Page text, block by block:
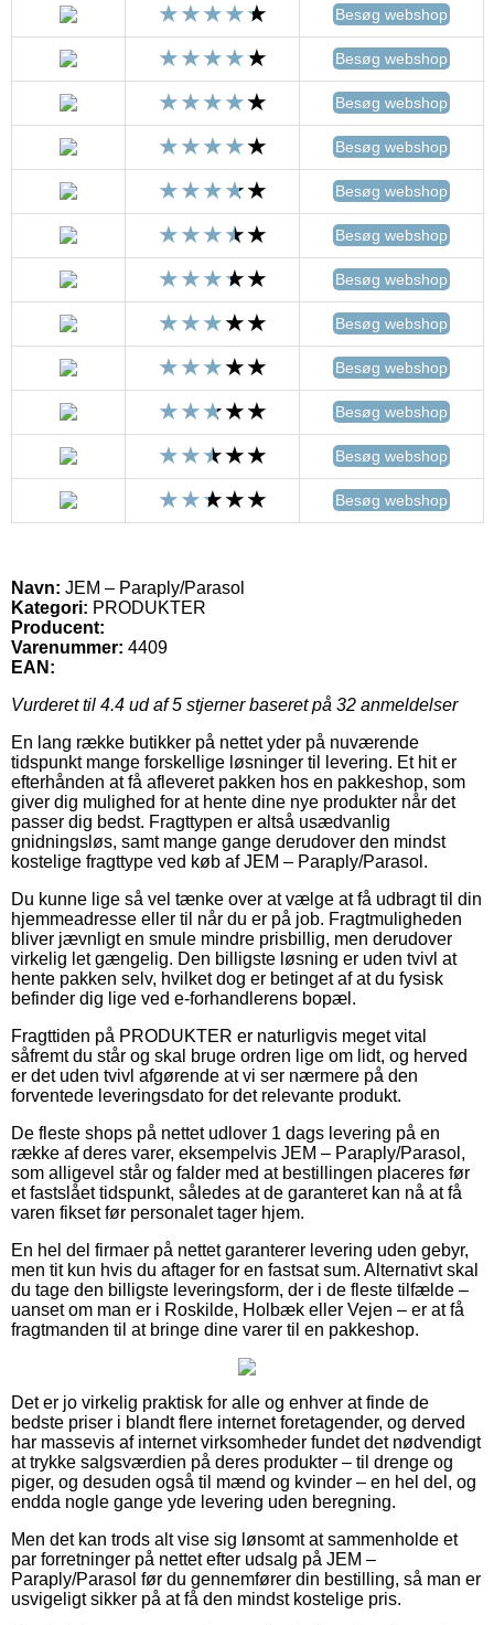
Besøg webshop
Besøg webshop
Besøg webshop
Besøg webshop
Besøg webshop
Besøg webshop
Besøg webshop
Besøg webshop
Besøg webshop
Besøg webshop
Besøg webshop
Besøg webshop
Navn: JEM – Paraply/Parasol
Kategori: PRODUKTER
Producent:
Varenummer: 4409
EAN:
Vurderet til 4.4 ud af 5 stjerner baseret på 32 anmeldelser
En lang række butikker på nettet yder på nuværende
tidspunkt mange forskellige løsninger til levering. Et hit er
efterhånden at få afleveret pakken hos en pakkeshop, som
giver dig mulighed for at hente dine nye produkter når det
passer dig bedst. Fragttypen er altså usædvanlig
gnidningsløs, samt mange gange derudover den mindst
kostelige fragttype ved køb af JEM – Paraply/Parasol.
Du kunne lige så vel tænke over at vælge at få udbragt til din
hjemmeadresse eller til når du er på job. Fragtmuligheden
bliver jævnligt en smule mindre prisbillig, men derudover
virkelig let gængelig. Den billigste løsning er uden tvivl at
hente pakken selv, hvilket dog er betinget af at du fysisk
befinder dig lige ved e-forhandlerens bopæl.
Fragttiden på PRODUKTER er naturligvis meget vital
såfremt du står og skal bruge ordren lige om lidt, og herved
er det uden tvivl afgørende at vi ser nærmere på den
forventede leveringsdato for det relevante produkt.
De fleste shops på nettet udlover 1 dags levering på en
række af deres varer, eksempelvis JEM – Paraply/Parasol,
som alligevel står og falder med at bestillingen placeres før
et fastslået tidspunkt, således at de garanteret kan nå at få
varen fikset før personalet tager hjem.
En hel del firmaer på nettet garanterer levering uden gebyr,
men tit kun hvis du aftager for en fastsat sum. Alternativt skal
du tage den billigste leveringsform, der i de fleste tilfælde –
uanset om man er i Roskilde, Holbæk eller Vejen – er at få
fragtmanden til at bringe dine varer til en pakkeshop.
Det er jo virkelig praktisk for alle og enhver at finde de
bedste priser i blandt flere internet foretagender, og derved
har massevis af internet virksomheder fundet det nødvendigt
at trykke salgsværdien på deres produkter – til drenge og
piger, og desuden også til mænd og kvinder – en hel del, og
endda nogle gange yde levering uden beregning.
Men det kan trods alt vise sig lønsomt at sammenholde et
par forretninger på nettet efter udsalg på JEM –
Paraply/Parasol før du gennemfører din bestilling, så man er
usvigeligt sikker på at få den mindst kostelige pris.